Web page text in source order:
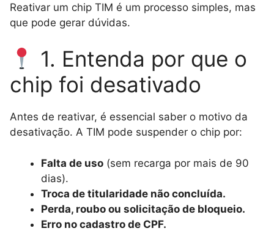
Reativar um chip TIM é um processo simples, mas
que pode gerar dúvidas.
1. Entenda por que o
chip foi desativado
Antes de reativar, é essencial saber o motivo da
desativação. A TIM pode suspender o chip por:
Falta de uso (sem recarga por mais de 90
dias).
Troca de titularidade não concluída.
Perda, roubo ou solicitação de bloqueio.
Erro no cadastro de CPF.